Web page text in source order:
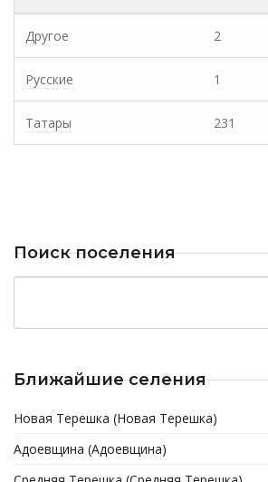
Другое 2
Русские 1
Татары 231
Поиск поселения
Ближайшие селения
Новая Терешка (Новая Терешка)
Адоевщина (Адоевщина)